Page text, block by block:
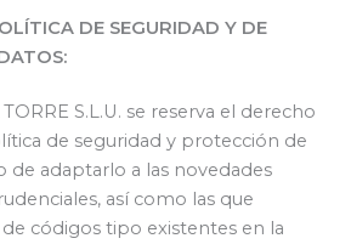
DE SEGURIDAD Y DE
TORRE S.L.U. se reserva el derecho
de seguridad y protección de
de adaptarlo a las novedades
así como las que
códigos tipo existentes en la